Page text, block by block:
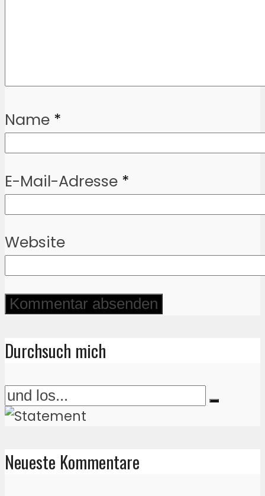
Name *
E-Mail-Adresse *
Website
Durchsuch mich
Neueste Kommentare